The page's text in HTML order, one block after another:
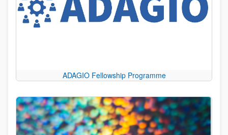
ADAGIO Fellowship Programme